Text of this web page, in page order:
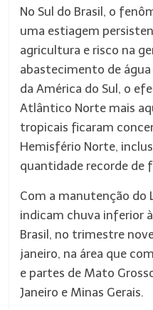
No Sul do Brasil, o
uma estiagem
agricultura e risco na
abastecimento de água
da América do Sul, o
Atlântico Norte mais
tropicais ficaram
Hemisfério Norte,
quantidade recorde de
Com a manutenção do
indicam chuva inferior
Brasil, no trimestre
janeiro, na área que
e partes de Mato
Janeiro e Minas Gerais.